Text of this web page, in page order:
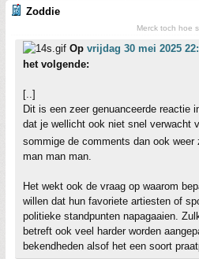
Zoddie
Merck toch hoe
Op vrijdag 30 mei 2025
het volgende:
[..]
Dit is een zeer genuanceerde reactie
dat je wellicht ook niet snel verwacht
sommige de comments dan ook weer
man man man.
Het wekt ook de vraag op waarom
willen dat hun favoriete artiesten of
politieke standpunten napagaaien.
betreft ook veel harder worden
bekendheden alsof het een soort